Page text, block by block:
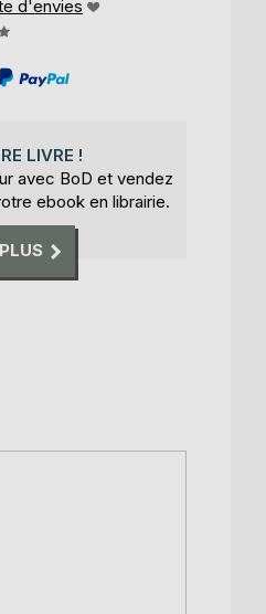
d'envies
LIVRE !
avec BoD et vendez
ebook en librairie.